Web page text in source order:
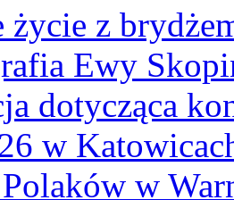
z
Ewy
dotycząca
w
w